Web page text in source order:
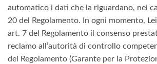
automatico i dati che la riguardano, nei
20 del Regolamento. In ogni momento,
art. 7 del Regolamento il consenso
reclamo all’autorità di controllo
del Regolamento (Garante per la